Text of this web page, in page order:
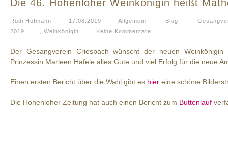
Die 46. Hohenloher Weinkönigin heißt
Rudi Hofmann 17.08.2019 Allgemein Blog
2019
Weinkönigin Keine Kommentare
Der Gesangverein Criesbach wünscht der neuen
Prinzessin Marleen Häfele alles Gute und viel Erfolg für die neue
Einen ersten Bericht über die Wahl gibt es hier eine schöne
Die Hohenloher Zeitung hat auch einen Bericht zum Buttenlauf